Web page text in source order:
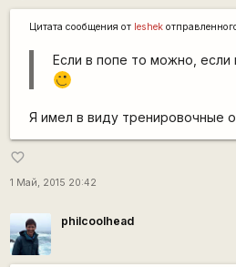
Цитата сообщения от leshek
Если в попе то можно, если
;)
Я имел в виду тренировочные
favorite_border
1 Май, 2015 20:42
philcoolhead